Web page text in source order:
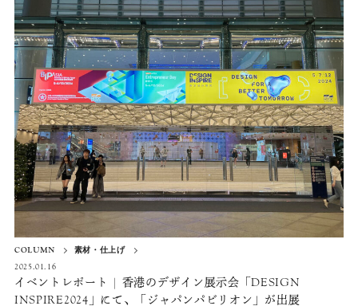
COLUMN
素材・仕上げ
2025.01.16
イベントレポート | 香港のデザイン展示会「DESIGN
INSPIRE2024」にて、「ジャパンパビリオン」が出展